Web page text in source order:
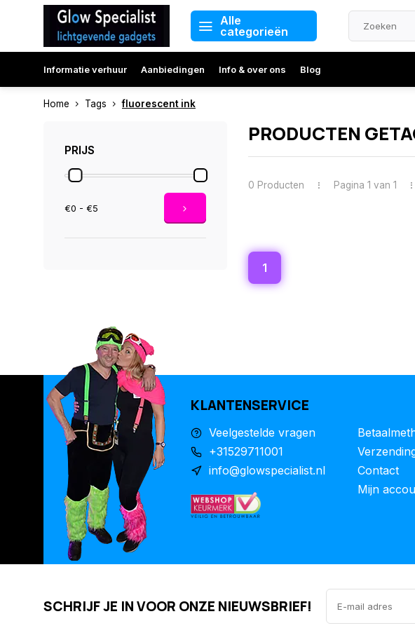
Alle
categorieën
Informatie verhuur Aanbiedingen Info & over ons Blog
Home Tags fluorescent ink
PRIJS
€0 - €5
PRODUCTEN
0 Producten Pagina 1 van 1
1
KLANTENSERVICE
Veelgestelde vragen
+31529711001
info@glowspecialist.nl
Contact
Mijn
SCHRIJF JE IN VOOR ONZE NIEUWSBRIEF!